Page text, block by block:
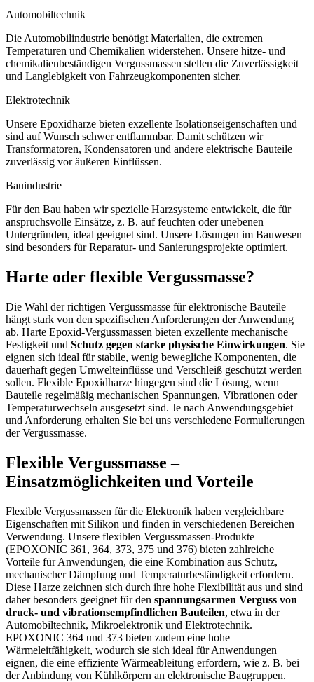
Automobiltechnik
Die Automobilindustrie benötigt Materialien, die extremen
Temperaturen und Chemikalien widerstehen. Unsere hitze- und
chemikalienbeständigen Vergussmassen stellen die Zuverlässigkeit
und Langlebigkeit von Fahrzeugkomponenten sicher.
Elektrotechnik
Unsere Epoxidharze bieten exzellente Isolationseigenschaften und
sind auf Wunsch schwer entflammbar. Damit schützen wir
Transformatoren, Kondensatoren und andere elektrische Bauteile
zuverlässig vor äußeren Einflüssen.
Bauindustrie
Für den Bau haben wir spezielle Harzsysteme entwickelt, die für
anspruchsvolle Einsätze, z. B. auf feuchten oder unebenen
Untergründen, ideal geeignet sind. Unsere Lösungen im Bauwesen
sind besonders für Reparatur- und Sanierungsprojekte optimiert.
Harte oder flexible Vergussmasse?
Die Wahl der richtigen Vergussmasse für elektronische Bauteile
hängt stark von den spezifischen Anforderungen der Anwendung
ab. Harte Epoxid-Vergussmassen bieten exzellente mechanische
Festigkeit und Schutz gegen starke physische Einwirkungen. Sie
eignen sich ideal für stabile, wenig bewegliche Komponenten, die
dauerhaft gegen Umwelteinflüsse und Verschleiß geschützt werden
sollen. Flexible Epoxidharze hingegen sind die Lösung, wenn
Bauteile regelmäßig mechanischen Spannungen, Vibrationen oder
Temperaturwechseln ausgesetzt sind. Je nach Anwendungsgebiet
und Anforderung erhalten Sie bei uns verschiedene Formulierungen
der Vergussmasse.
Flexible Vergussmasse –
Einsatzmöglichkeiten und Vorteile
Flexible Vergussmassen für die Elektronik haben vergleichbare
Eigenschaften mit Silikon und finden in verschiedenen Bereichen
Verwendung. Unsere flexiblen Vergussmassen-Produkte
(EPOXONIC 361, 364, 373, 375 und 376) bieten zahlreiche
Vorteile für Anwendungen, die eine Kombination aus Schutz,
mechanischer Dämpfung und Temperaturbeständigkeit erfordern.
Diese Harze zeichnen sich durch ihre hohe Flexibilität aus und sind
daher besonders geeignet für den spannungsarmen Verguss von
druck- und vibrationsempfindlichen Bauteilen, etwa in der
Automobiltechnik, Mikroelektronik und Elektrotechnik.
EPOXONIC 364 und 373 bieten zudem eine hohe
Wärmeleitfähigkeit, wodurch sie sich ideal für Anwendungen
eignen, die eine effiziente Wärmeableitung erfordern, wie z. B. bei
der Anbindung von Kühlkörpern an elektronische Baugruppen.